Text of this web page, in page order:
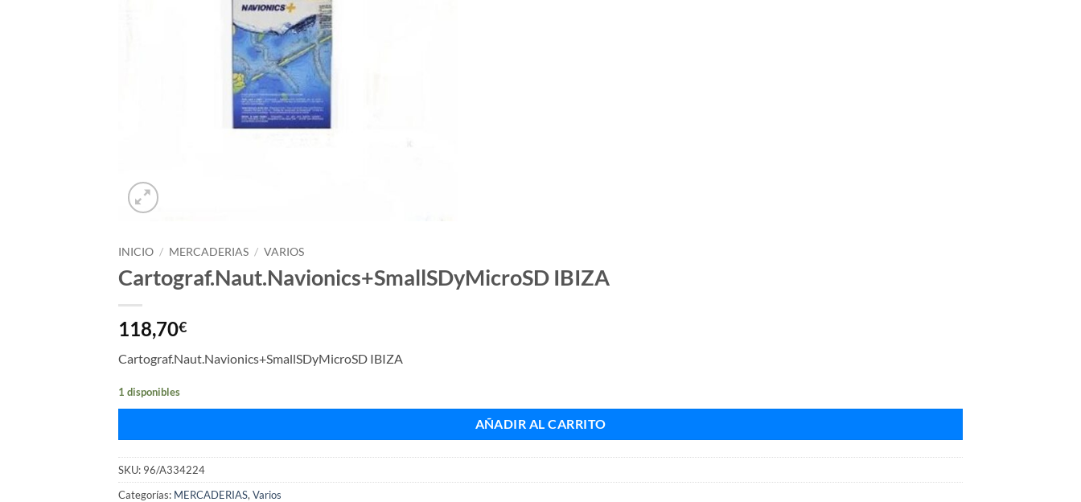
INICIO / MERCADERIAS / VARIOS
Cartograf.Naut.Navionics+SmallSDyMicroSD IBIZA
118,70€
Cartograf.Naut.Navionics+SmallSDyMicroSD IBIZA
1 disponibles
AÑADIR AL CARRITO
SKU: 96/A334224
Categorías: MERCADERIAS, Varios